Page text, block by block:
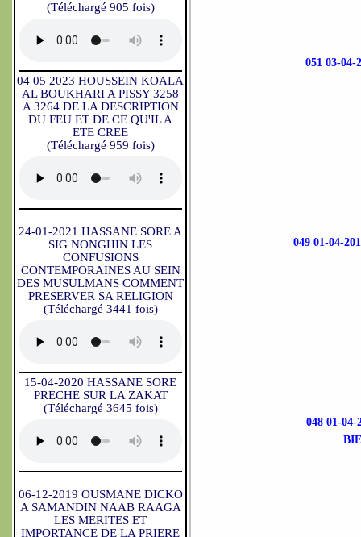
(Téléchargé 905 fois)
04 05 2023 HOUSSEIN KOALA
AL BOUKHARI A PISSY 3258
A 3264 DE LA DESCRIPTION
DU FEU ET DE CE QU'IL A
ETE CREE
(Téléchargé 959 fois)
24-01-2021 HASSANE SORE A
SIG NONGHIN LES
CONFUSIONS
CONTEMPORAINES AU SEIN
DES MUSULMANS COMMENT
PRESERVER SA RELIGION
(Téléchargé 3441 fois)
15-04-2020 HASSANE SORE
PRECHE SUR LA ZAKAT
(Téléchargé 3645 fois)
06-12-2019 OUSMANE DICKO
A SAMANDIN NAAB RAAGA
LES MERITES ET
IMPORTANCE DE LA PRIERE
051 03-
049 01-04-
048 01-